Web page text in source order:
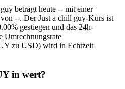
beträgt heute -- mit einer
--. Der Just a chill guy-Kurs ist
gestiegen und das 24h-
Umrechnungsrate
zu USD) wird in Echtzeit
in wert?